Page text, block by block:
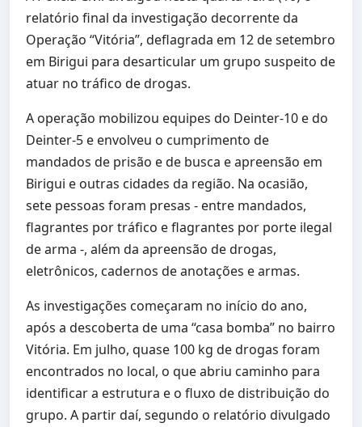
relatório final da investigação decorrente da
Operação “Vitória”, deflagrada em 12 de setembro
em Birigui para desarticular um grupo suspeito de
atuar no tráfico de drogas.
A operação mobilizou equipes do Deinter-10 e do
Deinter-5 e envolveu o cumprimento de
mandados de prisão e de busca e apreensão em
Birigui e outras cidades da região. Na ocasião,
sete pessoas foram presas - entre mandados,
flagrantes por tráfico e flagrantes por porte ilegal
de arma -, além da apreensão de drogas,
eletrônicos, cadernos de anotações e armas.
As investigações começaram no início do ano,
após a descoberta de uma “casa bomba” no bairro
Vitória. Em julho, quase 100 kg de drogas foram
encontrados no local, o que abriu caminho para
identificar a estrutura e o fluxo de distribuição do
grupo. A partir daí, segundo o relatório divulgado